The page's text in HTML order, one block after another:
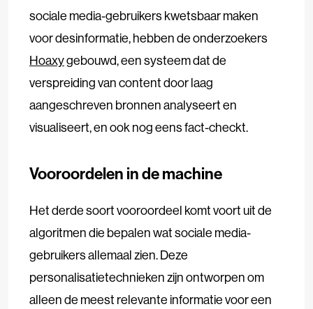
sociale media-gebruikers kwetsbaar maken
voor desinformatie, hebben de onderzoekers
Hoaxygebouwd, een systeem dat de
verspreiding van content door laag
aangeschreven bronnen analyseert en
visualiseert, en ook nog eens fact-checkt.
Vooroordelen in de machine
Het derde soort vooroordeel komt voort uit de
algoritmen die bepalen wat sociale media-
gebruikers allemaal zien. Deze
personalisatietechnieken zijn ontworpen om
alleen de meest relevante informatie voor een